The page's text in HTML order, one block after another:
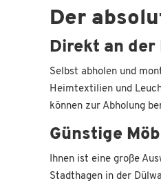
Der
Direkt an der
Selbst abholen und
Heimtextilien und
können zur Abholung
Günstige
Ihnen ist eine große
Stadthagen in der